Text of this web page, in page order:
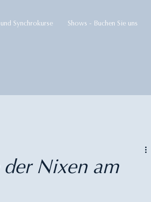
Synchrokurse Shows - Buchen Sie uns
der Nixen am